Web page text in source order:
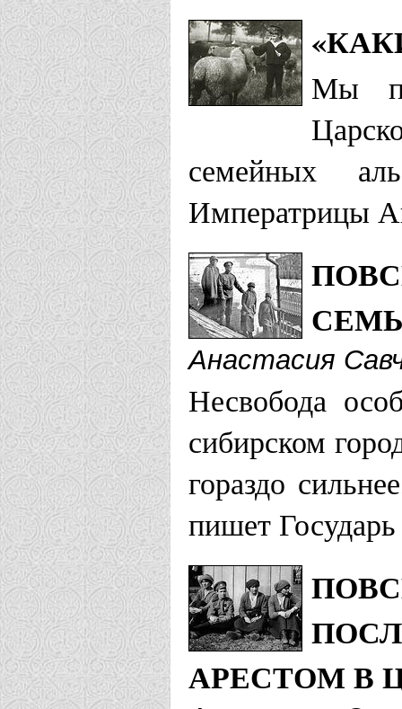
Мы
семейных
Императрицы
Анастасия
Несвобода
сибирском
гораздо
пишет
АРЕСТОМ В